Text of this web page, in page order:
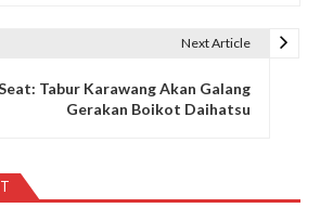
Next Article
Tabur Karawang Akan Galang
Gerakan Boikot Daihatsu